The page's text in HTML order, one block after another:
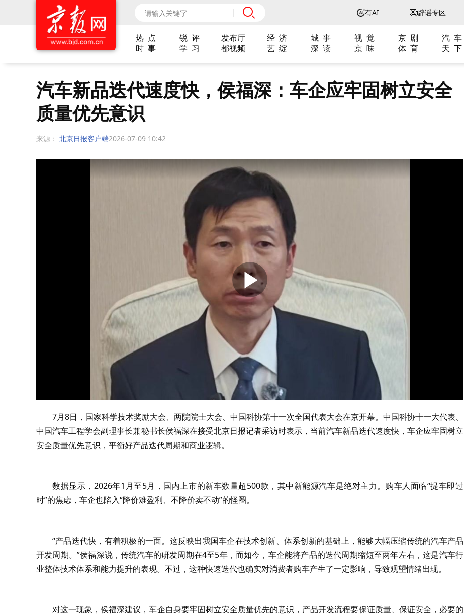
有AI 辟谣专区
热 点 锐 评 发布厅 经 济 城 事 视 觉 京 剧 汽 车
时 事
学 习 都视频 艺 绽 深 读 京 味 体 育 天 下
汽车新品迭代速度快，侯福深：车企应牢固树立安全
质量优先意识
来源： 北京日报客户端2026-07-09 10:42
7月8日，国家科学技术奖励大会、两院院士大会、中国科协第十一次全国代表大会在京开幕。中国科协十一大代表、
中国汽车工程学会副理事长兼秘书长侯福深在接受北京日报记者采访时表示，当前汽车新品迭代速度快，车企应牢固树立
安全质量优先意识，平衡好产品迭代周期和商业逻辑。
数据显示，2026年1月至5月，国内上市的新车数量超500款，其中新能源汽车是绝对主力。购车人面临“提车即过
时”的焦虑，车企也陷入“降价难盈利、不降价卖不动”的怪圈。
“产品迭代快，有着积极的一面。这反映出我国车企在技术创新、体系创新的基础上，能够大幅压缩传统的汽车产品
开发周期。”侯福深说，传统汽车的研发周期在4至5年，而如今，车企能将产品的迭代周期缩短至两年左右，这是汽车行
业整体技术体系和能力提升的表现。不过，这种快速迭代也确实对消费者购车产生了一定影响，导致观望情绪出现。
对这一现象，侯福深建议，车企自身要牢固树立安全质量优先的意识，产品开发流程要保证质量、保证安全，必要的